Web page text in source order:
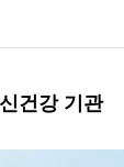
건강 기관